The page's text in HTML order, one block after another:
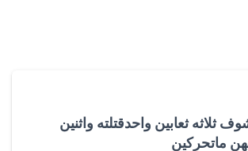
ثلاثه ثعابين واحدقتلته واثنين
ماتحركين